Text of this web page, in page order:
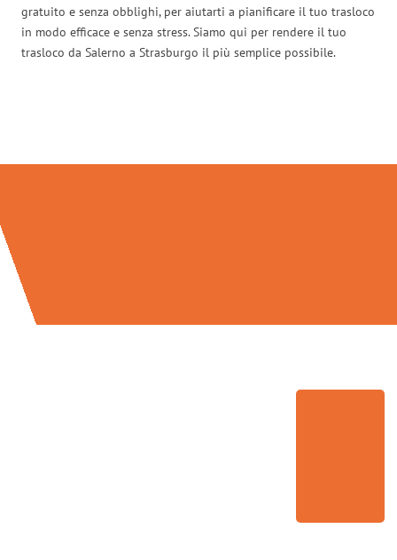
gratuito e senza obblighi, per aiutarti a pianificare il tuo trasloco
in modo efficace e senza stress. Siamo qui per rendere il tuo
trasloco da Salerno a Strasburgo il più semplice possibile.